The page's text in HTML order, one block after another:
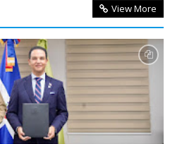
View More